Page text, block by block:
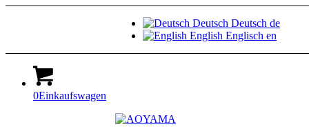
Deutsch Deutsch de
English Englisch en
0Einkaufswagen